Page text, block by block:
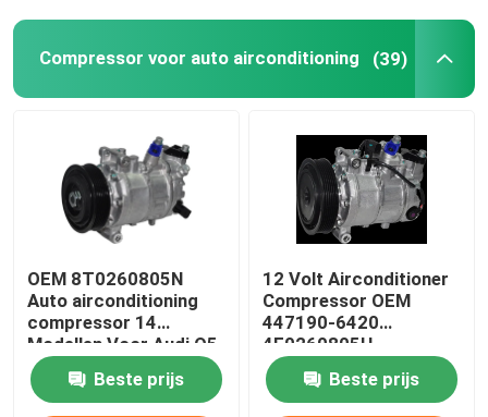
Compressor voor auto airconditioning (39)
OEM 8T0260805N
Auto airconditioning
compressor 14
Modellen Voor Audi Q5
Beste prijs
12 Volt Airconditioner
Compressor OEM
447190-6420
4F0260805H
4F0260805AF Voor
een Audi A6 20
Beste prijs